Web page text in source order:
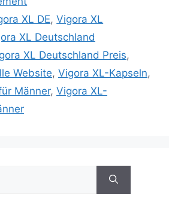
XL DE,Vigora XL
XL Deutschland
XL Deutschland Preis,
Website, Vigora XL-Kapseln,
Männer, Vigora XL-